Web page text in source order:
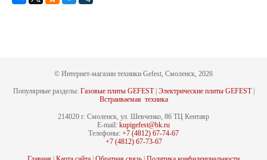
© Интернет-магазин техники Gefest, Смоленск, 2026
Популярные разделы: Газовые плиты GEFEST| Электрические плиты GEFEST|
Встраиваемая техника
214020 г. Смоленск, ул. Шевченко, 86 ТЦ Кентавр
E-mail: kupigefest@bk.ru
Телефоны: +7 (4812) 67-74-67
+7 (4812) 67-73-67